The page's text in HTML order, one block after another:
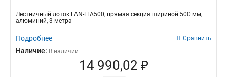
Лестничный лоток LAN-LTA500, прямая секция шириной 500 мм,
алюминий, 3 метра
Подробнее Сравнить
Наличие: В наличии
14 990,02 ₽